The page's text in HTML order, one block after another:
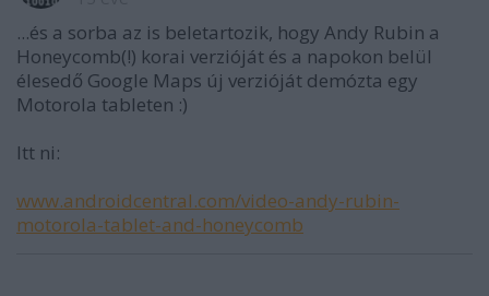
...és a sorba az is beletartozik, hogy Andy Rubin a
Honeycomb(!) korai verzióját és a napokon belül
élesedő Google Maps új verzióját demózta egy
Motorola tableten :)
Itt ni:
www.androidcentral.com/video-andy-rubin-
motorola-tablet-and-honeycomb